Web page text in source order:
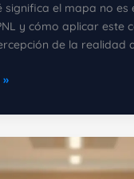
significa el mapa no es
y cómo aplicar este
de la realidad